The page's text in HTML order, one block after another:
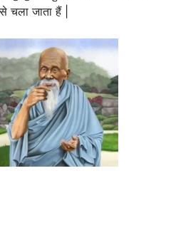
चला जाता हैं |